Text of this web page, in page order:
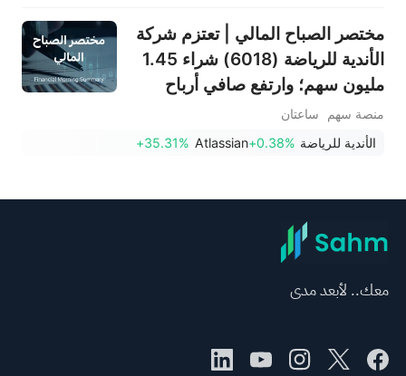
مختصر الصباح المالي | تعتزم شركة
الأندية للرياضة (6018) شراء 1.45
مليون سهم؛ وارتفع صافي أرباح
51% في الربع الثاني؛ وقفزت أسهم
منصة سهم
ساعتان
الأندية للرياضة +0.38%
Atlassian
+35.31%
معك.. لأبعد مدى